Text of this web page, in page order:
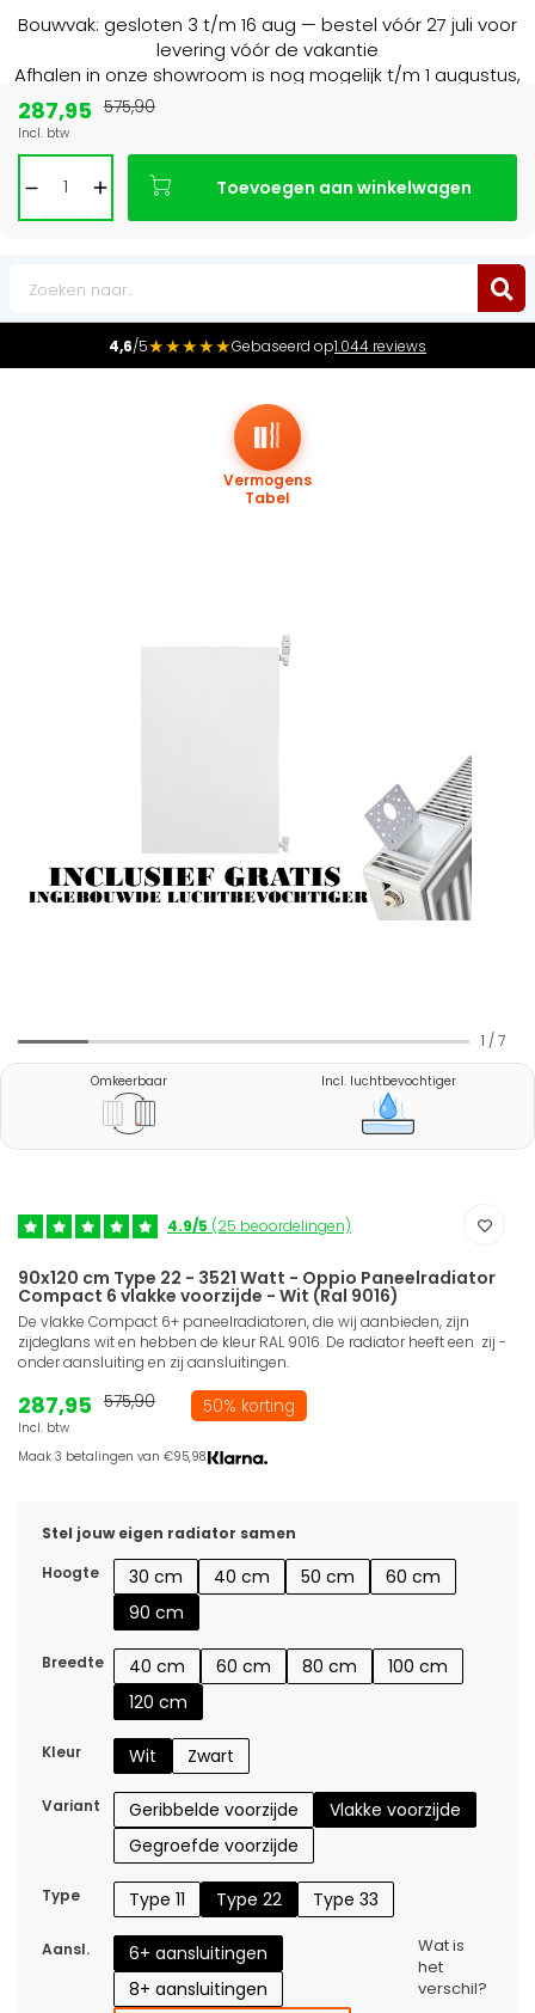
Bouwvak: gesloten 3 t/m 16 aug — bestel vóór 27 juli voor
levering vóór de vakantie
Afhalen in onze showroom is nog mogelijk t/m 1 augustus,
4,6/5★★★★★Gebaseerd op1.044 reviews
Vermogens
Tabel
1 / 7
Omkeerbaar Incl. luchtbevochtiger
4.9/5 (25 beoordelingen)
90x120 cm Type 22 - 3521 Watt - Oppio Paneelradiator
Compact 6 vlakke voorzijde - Wit (Ral 9016)
De vlakke Compact 6+ paneelradiatoren, die wij aanbieden, zijn
zijdeglans wit en hebben de kleur RAL 9016. De radiator heeft een zij -
onder aansluiting en zij aansluitingen.
287,95
Incl. btw
575,90 50% korting
Maak 3 betalingen van €95,98.
Stel jouw eigen radiator samen
Hoogte
30 cm 40 cm 50 cm
60 cm
90 cm
Breedte 40 cm 60 cm 80 cm
100 cm
120 cm
Kleur Wit Zwart
Variant Geribbelde voorzijde
Vlakke voorzijde
Gegroefde voorzijde
Type Type 11 Type 22 Type 33
Aansl.
6+ aansluitingen
8+ aansluitingen
Wat is
het
verschil?
287,95
Incl. btw
575,90
Toevoegen aan winkelwagen